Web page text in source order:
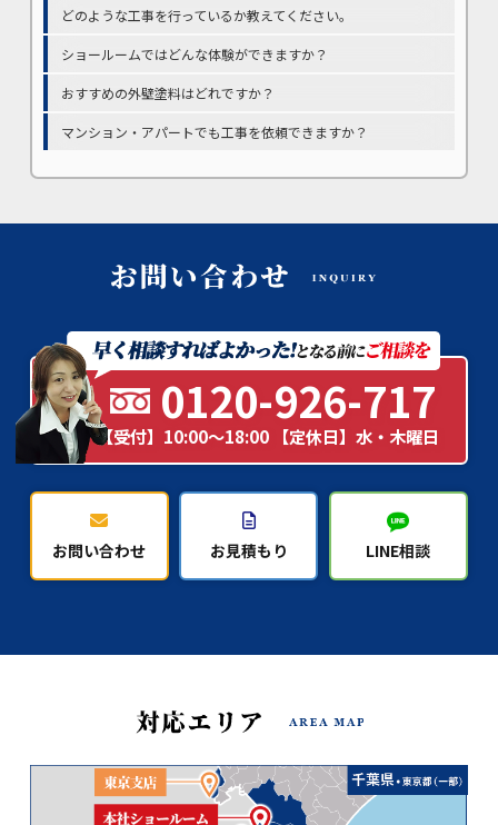
どのような工事を行っているか教えてください。
ショールームではどんな体験ができますか？
おすすめの外壁塗料はどれですか？
マンション・アパートでも工事を依頼できますか？
0120-926-717
【受付】10:00～18:00 【定休日】水・木曜日
お問い合わせ お見積もり LINE相談